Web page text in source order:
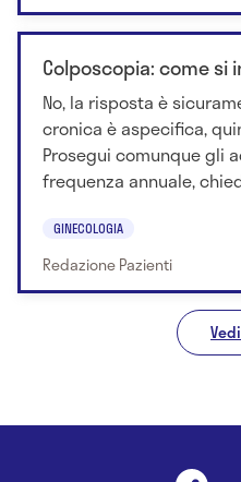
Colposcopia: come si
No, la risposta è
cronica è aspecifica,
Prosegui comunque gli
frequenza annuale,
GINECOLOGIA
Redazione Pazienti